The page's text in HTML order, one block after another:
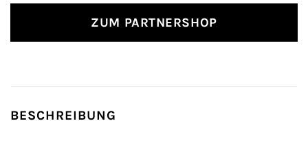
ZUM PARTNERSHOP
BESCHREIBUNG